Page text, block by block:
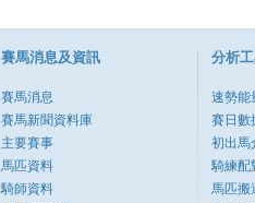
賽馬消息及資訊
賽馬消息
賽馬新聞資料庫
主要賽事
馬匹資料
騎師資料
分析
速勢能
賽日數
初出馬
騎練配
馬匹搬